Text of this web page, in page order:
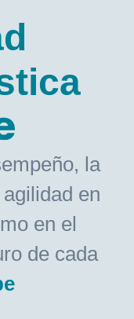
la
en
en el
de cada